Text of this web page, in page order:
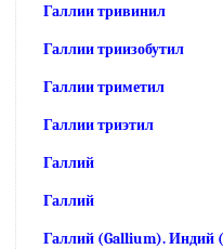
Галлии тривинил
Галлии триизобутил
Галлии триметил
Галлии триэтил
Галлий
Галлий
Галлий (Gallium). Индий